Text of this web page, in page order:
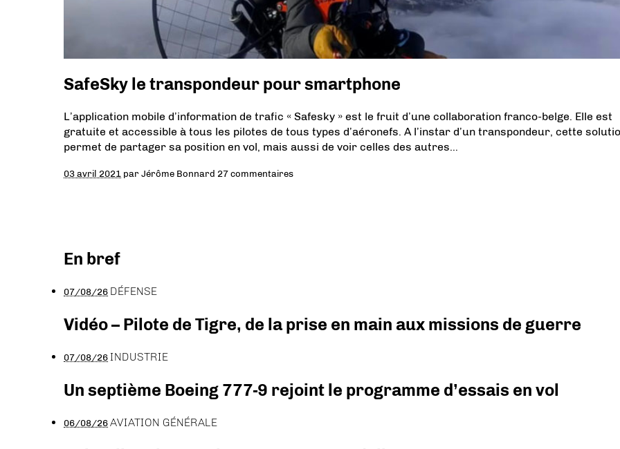
SafeSky le transpondeur pour smartphone
L’application mobile d’information de trafic « Safesky » est le fruit d’une collaboration franco-belge. Elle est
gratuite et accessible à tous les pilotes de tous types d’aéronefs. A l’instar d’un transpondeur, cette
permet de partager sa position en vol, mais aussi de voir celles des autres…
03 avril 2021 parJérôme Bonnard 27 commentaires
En bref
07/08/26 DÉFENSE
Vidéo – Pilote de Tigre, de la prise en main aux missions de guerre
07/08/26INDUSTRIE
Un septième Boeing 777-9 rejoint le programme d’essais en vol
06/08/26AVIATION GÉNÉRALE